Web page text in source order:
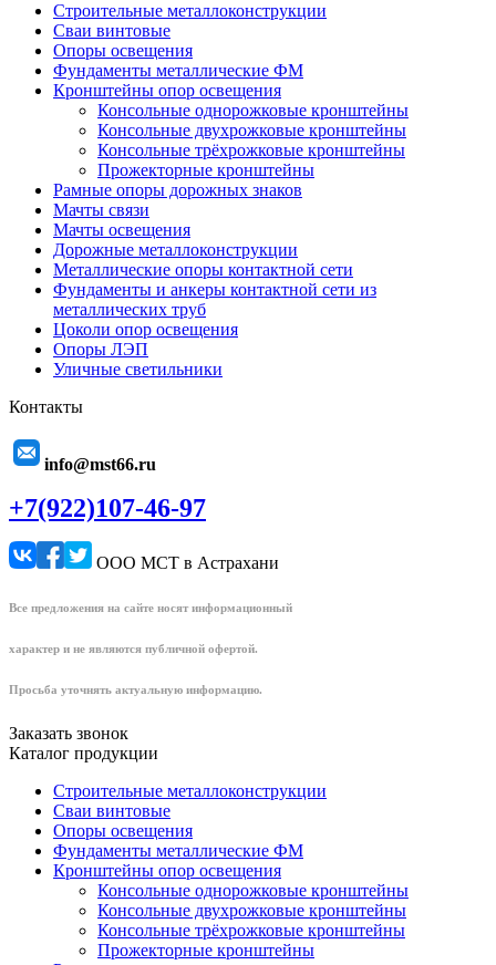
Строительные металлоконструкции
Сваи винтовые
Опоры освещения
Фундаменты металлические ФМ
Кронштейны опор освещения
Консольные однорожковые кронштейны
Консольные двухрожковые кронштейны
Консольные трёхрожковые кронштейны
Прожекторные кронштейны
Рамные опоры дорожных знаков
Мачты связи
Мачты освещения
Дорожные металлоконструкции
Металлические опоры контактной сети
Фундаменты и анкеры контактной сети из
металлических труб
Цоколи опор освещения
Опоры ЛЭП
Уличные светильники
Контакты
info@mst66.ru
+7(922)107-46-97
ООО МСТ в Астрахани
Все предложения на сайте носят информационный
характер и не являются публичной офертой.
Просьба уточнять актуальную информацию.
Заказать звонок
Каталог продукции
Строительные металлоконструкции
Сваи винтовые
Опоры освещения
Фундаменты металлические ФМ
Кронштейны опор освещения
Консольные однорожковые кронштейны
Консольные двухрожковые кронштейны
Консольные трёхрожковые кронштейны
Прожекторные кронштейны